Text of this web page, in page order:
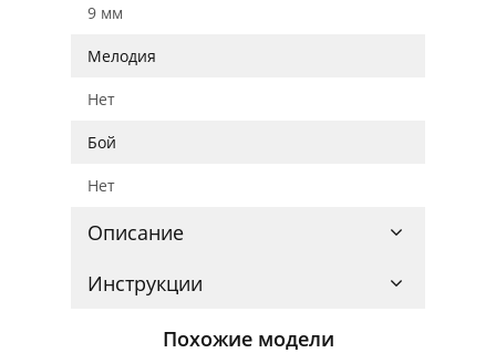
9 мм
Мелодия
Нет
Бой
Нет
Описание
Инструкции
Похожие модели